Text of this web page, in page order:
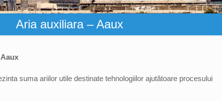
Aria auxiliara – Aaux
suma ariilor utile destinate tehnologiilor ajutătoare procesului